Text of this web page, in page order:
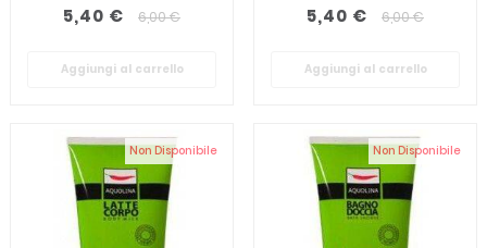
5,40 € 6,00 €
Aggiungi al carrello
5,40 € 6,00 €
Aggiungi al carrello
Non Disponibile Non Disponibile